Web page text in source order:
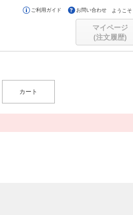
ご利用ガイド お問い合わせ ようこそ
マイページ
(注文履歴)
カート